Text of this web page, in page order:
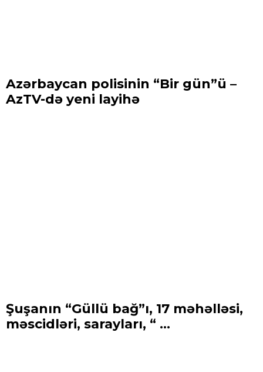
Azərbaycan polisinin “Bir gün”ü –
AzTV-də yeni layihə
Şuşanın “Güllü bağ”ı, 17 məhəlləsi,
məscidləri, sarayları, “ ...